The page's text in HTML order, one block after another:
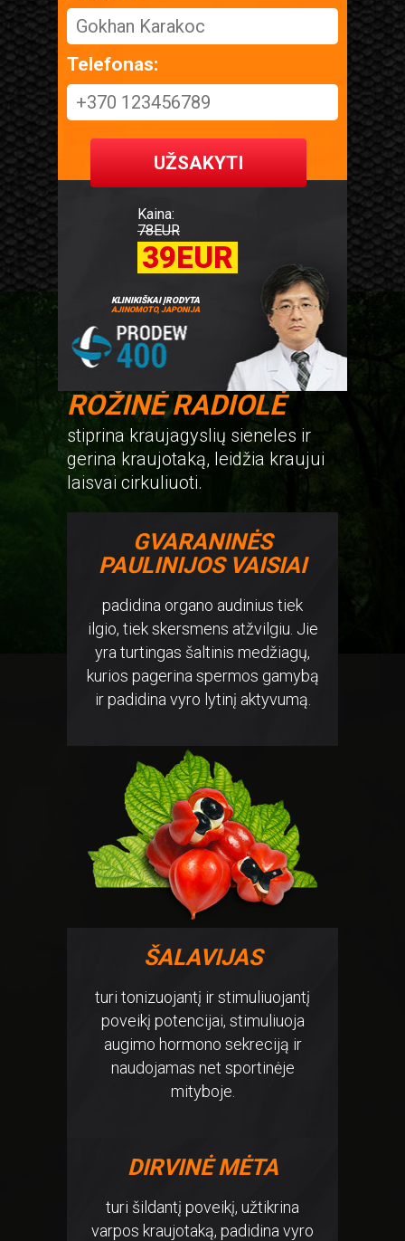
Telefonas:
UŽSAKYTI
Kaina:
78EUR
39EUR
KLINIKIŠKAI ĮRODYTA
AJINOMOTO, JAPONIJA
ROŽINĖ RADIOLĖ
stiprina kraujagyslių sieneles ir
gerina kraujotaką, leidžia kraujui
laisvai cirkuliuoti.
GVARANINĖS
PAULINIJOS VAISIAI
padidina organo audinius tiek
ilgio, tiek skersmens atžvilgiu. Jie
yra turtingas šaltinis medžiagų,
kurios pagerina spermos gamybą
ir padidina vyro lytinį aktyvumą.
ŠALAVIJAS
turi tonizuojantį ir stimuliuojantį
poveikį potencijai, stimuliuoja
augimo hormono sekreciją ir
naudojamas net sportinėje
mityboje.
DIRVINĖ MĖTA
turi šildantį poveikį, užtikrina
varpos kraujotaką, padidina vyro